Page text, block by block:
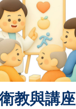
教與講座